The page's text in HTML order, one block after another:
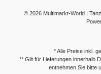
© 2026 Multimarkt-World |
* Alle Preise inkl.
** Gilt für Lieferungen innerhalb
entnehmen Sie bitte